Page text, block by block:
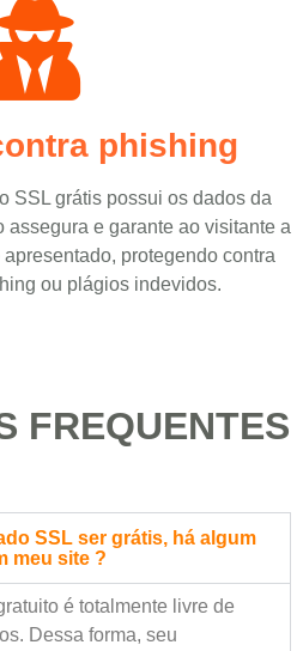
phishing
SSL grátis possui os dados da
assegura e garante ao visitante a
protegendo contra
ou plágios indevidos.
FREQUENTES
SSL ser grátis, há algum
meu site ?
é totalmente livre de
Dessa forma, seu